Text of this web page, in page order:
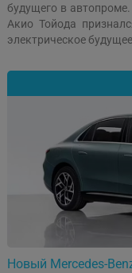
будущего в
Акио Тойода
электрическое
Новый Mercedes-